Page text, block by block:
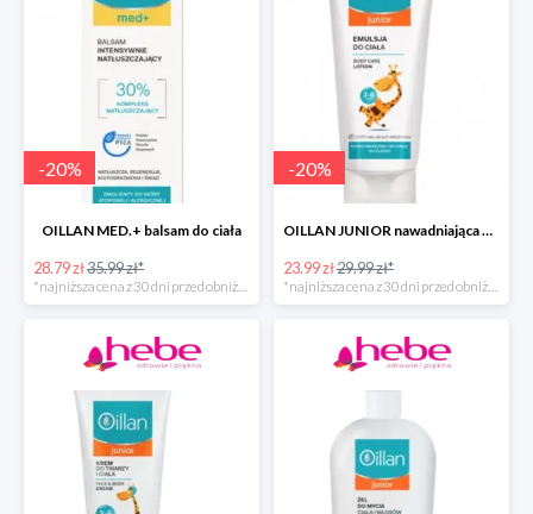
-20%
OILLAN MED.+ balsam do ciała
28.79 zł35.99 zł*
-20%
OILLAN JUNIOR nawadniająca emulsja do ciała, 200 ml
23.99 zł29.99 zł*